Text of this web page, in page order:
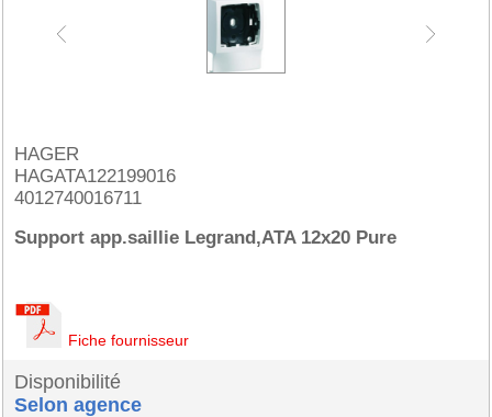
HAGER
HAGATA122199016
4012740016711
Support app.saillie Legrand,ATA 12x20 Pure
Fiche fournisseur
Disponibilité
Selon agence